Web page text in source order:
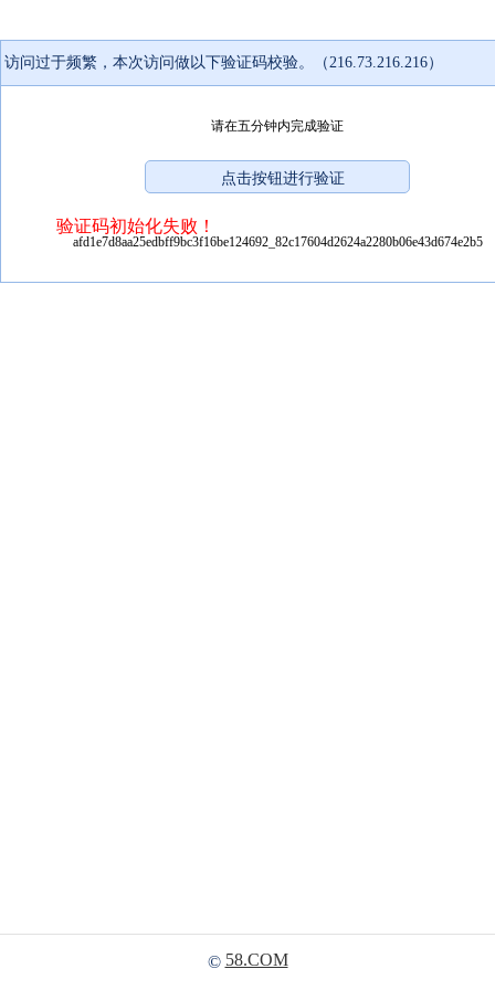
访问过于频繁，本次访问做以下验证码校验。（216.73.216.216）
请在五分钟内完成验证
验证码初始化失败！
afd1e7d8aa25edbff9bc3f16be124692_82c17604d2624a2280b06e43d674e2b5
© 58.COM